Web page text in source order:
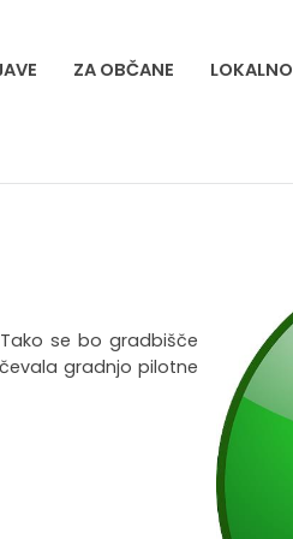
ZA OBČANE LOKALNO
se bo gradbišče
gradnjo pilotne